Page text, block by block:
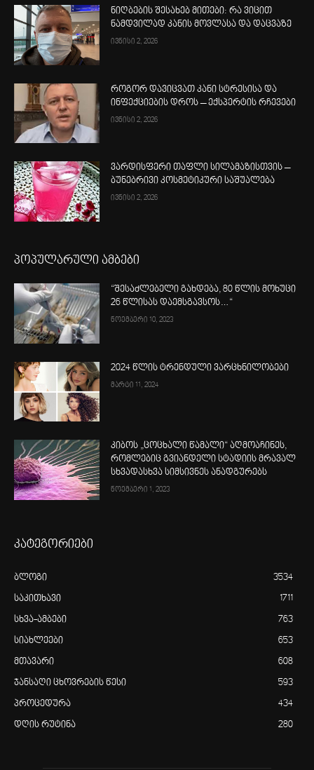
ნიღბების შესახებ მითები: რა ვიცით
ნამდვილად კანის მოვლასა და დაცვაზე
ივნისი 2, 2026
როგორ დავიცვათ კანი სტრესისა და
ინფექციების დროს – ექსპერტის რჩევები
ივნისი 2, 2026
ვარდისფერი თაფლი სილამაზისთვის –
ბუნებრივი კოსმეტიკური საშუალება
ივნისი 2, 2026
პოპულარული ამბები
“შესაძლებელი გახდება, 80 წლის მოხუცი
26 წლისას დაემსგავსოს…“
ნოემბერი 10, 2023
2024 წლის ტრენდული ვარცხნილობები
მარტი 11, 2024
კიბოს „ცოცხალი წამალი“ აღმოაჩინეს,
რომლებიც გვიანდელი სტადიის მრავალ
სხვადასხვა სიმსივნეს ანადგურებს
ნოემბერი 1, 2023
კატეგორიები
ბლოგი 3534
საკითხავი 1711
სხვა-ამბები 763
სიახლეები 653
მთავარი 608
ჯანსაღი ცხოვრების წესი 593
პროცედურა 434
დღის რუტინა 280